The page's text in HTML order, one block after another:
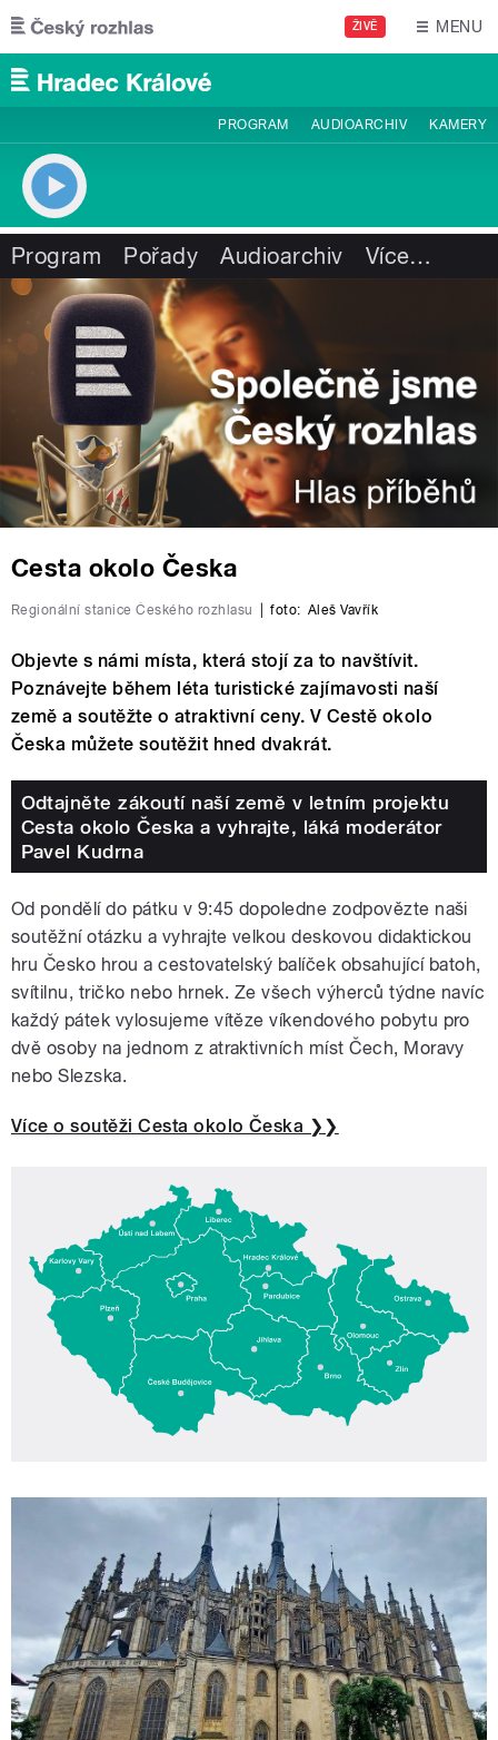
Přejít k hlavnímu obsahu
ŽIVĚ MENU
PROGRAM AUDIOARCHIV KAMERY
Program Pořady Audioarchiv Více…
Cesta okolo Česka
Regionální stanice Českého rozhlasu foto: Aleš Vavřík
Objevte s námi místa, která stojí za to navštívit.
Poznávejte během léta turistické zajímavosti naší
země a soutěžte o atraktivní ceny. V Cestě okolo
Česka můžete soutěžit hned dvakrát.
Odtajněte zákoutí naší země v letním projektu
Cesta okolo Česka a vyhrajte, láká moderátor
Pavel Kudrna
Od pondělí do pátku v 9:45 dopoledne zodpovězte naši
soutěžní otázku a vyhrajte velkou deskovou didaktickou
hru Česko hrou a cestovatelský balíček obsahující batoh,
svítilnu, tričko nebo hrnek. Ze všech výherců týdne navíc
každý pátek vylosujeme vítěze víkendového pobytu pro
dvě osoby na jednom z atraktivních míst Čech, Moravy
nebo Slezska.
Více o soutěži Cesta okolo Česka ❯❯